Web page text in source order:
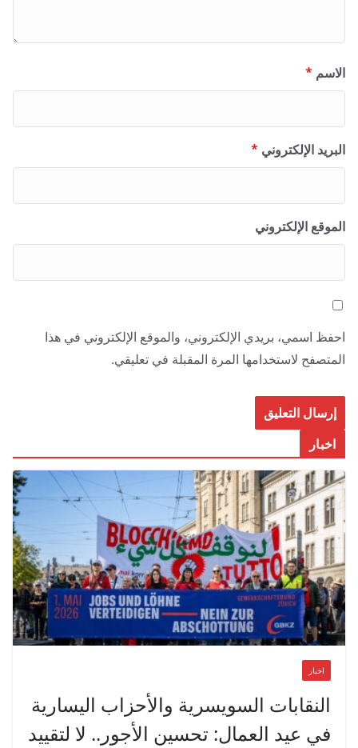
الاسم *
البريد الإلكتروني *
الموقع الإلكتروني
احفظ اسمي، بريدي الإلكتروني، والموقع الإلكتروني في هذا
المتصفح لاستخدامها المرة المقبلة في تعليقي.
اخبار
اخبار
النقابات السويسرية والأحزاب اليسارية
في عيد العمال: تحسين الأجور.. لا لتقييد